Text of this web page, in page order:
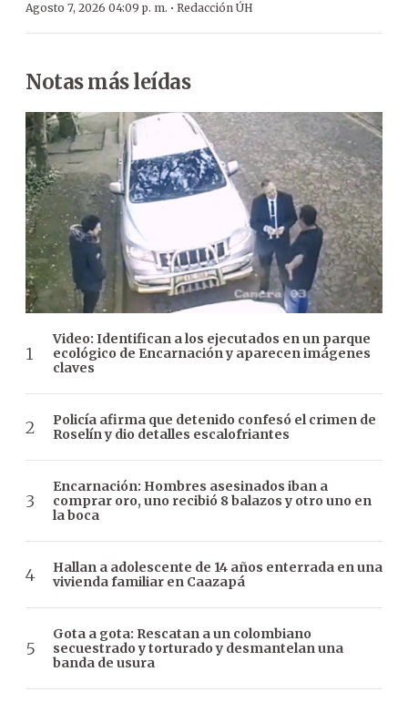
Agosto 7, 2026 04:09 p. m. · Redacción ÚH
Notas más leídas
Video: Identifican a los ejecutados en un parque
ecológico de Encarnación y aparecen imágenes
claves
Policía afirma que detenido confesó el crimen de
Roselín y dio detalles escalofriantes
Encarnación: Hombres asesinados iban a
comprar oro, uno recibió 8 balazos y otro uno en
la boca
Hallan a adolescente de 14 años enterrada en una
vivienda familiar en Caazapá
Gota a gota: Rescatan a un colombiano
secuestrado y torturado y desmantelan una
banda de usura